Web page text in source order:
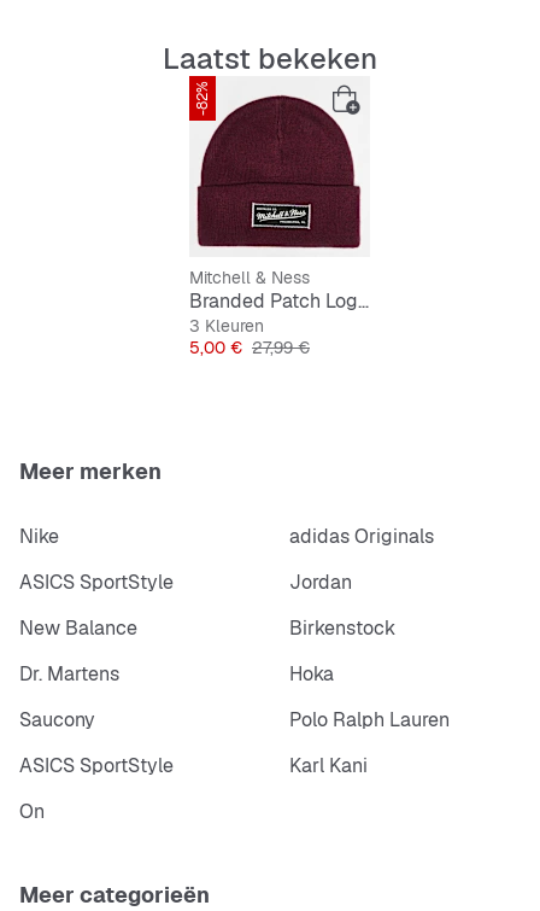
Opvallend logo-patch
Ademend voor comfort
Sterk en duurzaam
Makkelijk te verzorgen
Laatst bekeken
-82%
Mitchell & Ness
Branded Patch Logo Beanie
3 Kleuren
Prijs
5,00 € Originele Prijs
27,99 €
Meer merken
Nike
adidas Originals
ASICS SportStyle
Jordan
New Balance
Birkenstock
Dr. Martens
Hoka
Saucony
Polo Ralph Lauren
ASICS SportStyle
Karl Kani
On
Meer categorieën